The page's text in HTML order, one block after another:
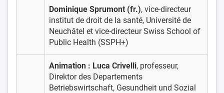
Dominique Sprumont (fr.), vice-directeur
institut de droit de la santé, Université de
Neuchâtel et vice-directeur Swiss School of
Public Health (SSPH+)
Animation : Luca Crivelli, professeur,
Direktor des Departements
Betriebswirtschaft, Gesundheit und Sozial